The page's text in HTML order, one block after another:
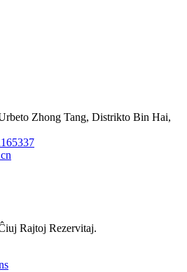
Zhong Tang, Distrikto Bin Hai,
Rajtoj Rezervitaj.